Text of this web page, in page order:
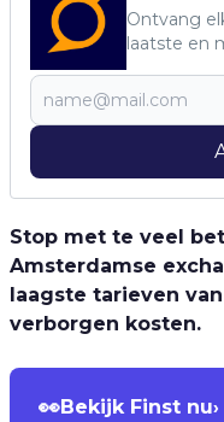
Ontvang
laatste en
Stop met te veel
Amsterdamse
laagste tarieven
verborgen kosten.
👀Bekijk Finst nu›